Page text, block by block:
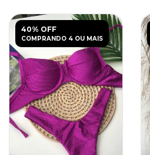
40% OFF
COMPRANDO 4 OU MAIS